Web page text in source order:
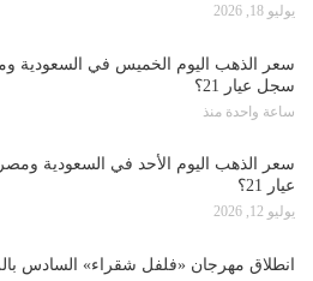
يوليو 18, 2026
سعر الذهب اليوم الخميس في السعودية
سجل عيار 21؟
ساعة واحدة منذ
سعر الذهب اليوم الأحد في السعودية
عيار 21؟
يوليو 12, 2026
انطلاق مهرجان «فلفل شقراء» السادس